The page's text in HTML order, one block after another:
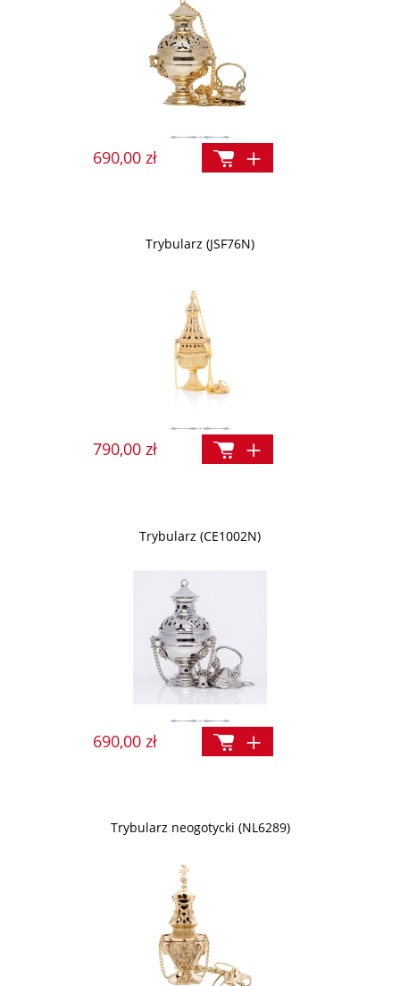
690,00 zł
Trybularz (JSF76N)
790,00 zł
Trybularz (CE1002N)
690,00 zł
Trybularz neogotycki (NL6289)